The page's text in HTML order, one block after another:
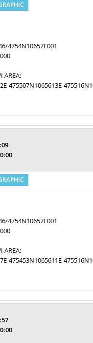
4754N10657E001
AREA:
475507N1065613E-
4754N10657E001
AREA:
475453N1065611E-